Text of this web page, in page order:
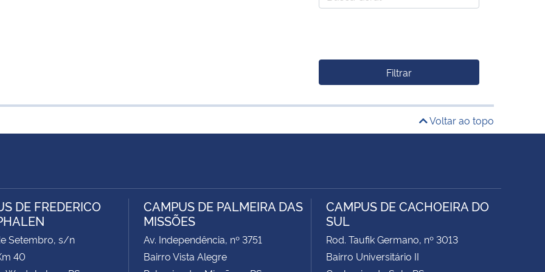
Filtrar
Voltar ao topo
DE FREDERICO
Setembro, s/n
40
CAMPUS DE PALMEIRA DAS
MISSÕES
Av. Independência, nº 3751
Bairro Vista Alegre
CAMPUS DE CACHOEIRA DO
SUL
Rod. Taufik Germano, nº 3013
Bairro Universitário II